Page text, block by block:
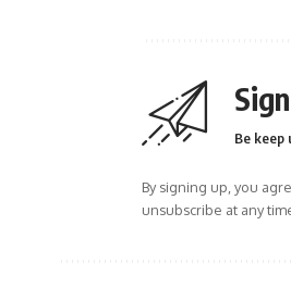
Be keep
By signing up, you
unsubscribe at any